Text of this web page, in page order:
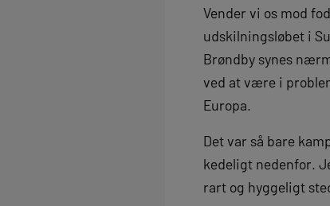
Vender vi os mod
udskilningsløbet i
Brøndby synes
ved at være i
Europa.
Det var så bare
kedeligt nedenfor.
rart og hyggeligt